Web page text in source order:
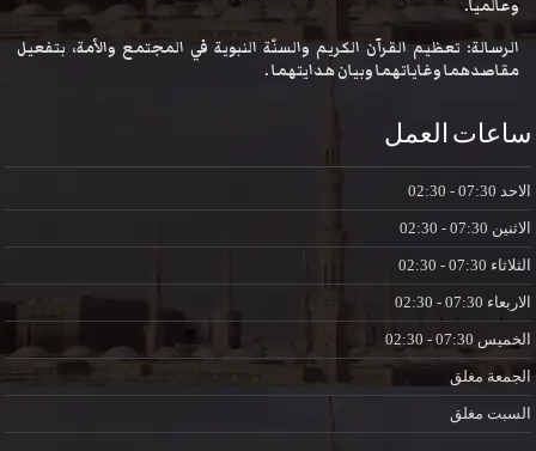
وعالمياً.
الرسالة: تعظيم القرآن الكريم والسنّة النبوية في المجتمع والأمة، بتفعيل
مقاصدهما وغاياتهما وبيان هدايتهما .
ساعات العمل
الاحد
الاثنين
الثلاثاء
الاربعاء
الخميس
الجمعة مغلق
السبت مغلق